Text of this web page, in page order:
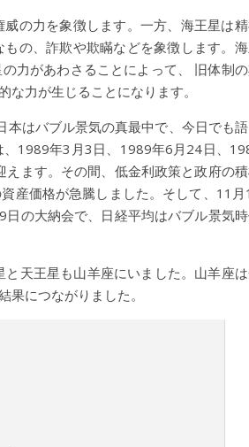
の力を象徴します。一方、海王星は
の、詐欺や欺瞞などを象徴します。
力があわさることによって、 旧体制
力が生じることになります。
はバブル景気の真最中で、今日でも語
、1989年3月3日、1989年6月24日、
ます。その間、低金利政策と政府の
産価格が急騰しました。そして、11月
の大納会で、日経平均はバブル景気
天王星も山羊座にいました。山羊座
につながりました。